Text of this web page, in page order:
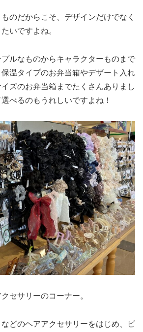
のだからこそ、デザインだけでなく
いですよね。
ルなものからキャラクターものまで
温タイプのお弁当箱やデザート入れ
ズのお弁当箱までたくさんありまし
べるのもうれしいですよね！
セサリーのコーナー。
どのヘアアクセサリーをはじめ、ピ